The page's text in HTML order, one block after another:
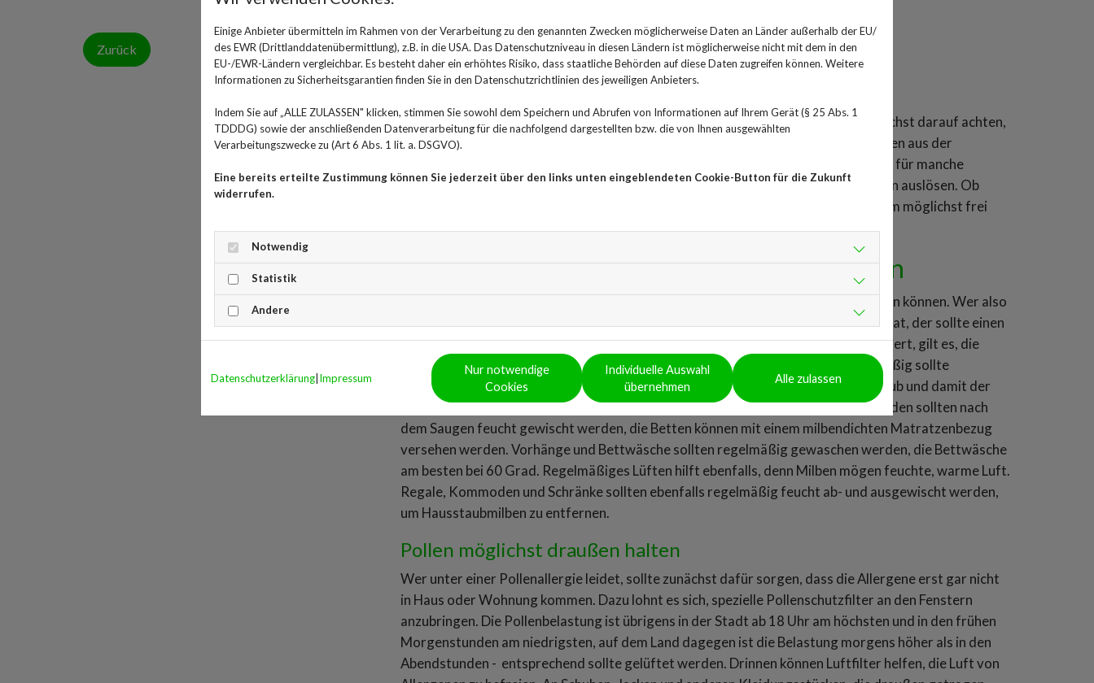
Zurück Putztipps für Allergiker
15. März 2023
Wer von einer Allergie gegen Pollen oder Hausstaub geplagt wird, der sollte tunlichst darauf achten,
den Staub immer gründlich zu entfernen oder ihm gleich vorzubeugen und die Pollen aus der
Wohnung oder dem Haus zu bekommen. Doch auch die Wahl des Putzmittels kann für manche
Menschen entscheidend sein, denn auch dieses kann Stoffe enthalten, die Allergien auslösen. Ob
notwendiges Übel oder Spaß an der Ordnung und Sauberkeit: So bleibt man daheim möglichst frei
von Allergiesymptomen.
Regelmäßig staubsaugen und feucht wischen
Im Hausstaub befindet sich Kot von Milben, die allergische Reaktionen hervorrufen können. Wer also
zu Hause oft niesen muss, geschwollene Nasenschleimhäute und Halsschmerzen hat, der sollte einen
Allergietest beim Arzt vornehmen lassen. Wird eine Hausstauballergie diagnostiziert, gilt es, die
auslösenden Stoffe möglichst aus dem Haus zu halten. Möglichst oft und regelmäßig sollte
staubgesaugt werden. Besonders in Schlaf- und Kinderzimmern sammelt sich Staub und damit der
Kot der Hausstaubmilbe in Betten, Polstermöbeln, Vorhängen oder Teppichen. Böden sollten nach
dem Saugen feucht gewischt werden, die Betten können mit einem milbendichten Matratzenbezug
versehen werden. Vorhänge und Bettwäsche sollten regelmäßig gewaschen werden, die Bettwäsche
am besten bei 60 Grad. Regelmäßiges Lüften hilft ebenfalls, denn Milben mögen feuchte, warme Luft.
Regale, Kommoden und Schränke sollten ebenfalls regelmäßig feucht ab- und ausgewischt werden,
um Hausstaubmilben zu entfernen.
Pollen möglichst draußen halten
Wer unter einer Pollenallergie leidet, sollte zunächst dafür sorgen, dass die Allergene erst gar nicht
in Haus oder Wohnung kommen. Dazu lohnt es sich, spezielle Pollenschutzfilter an den Fenstern
anzubringen. Die Pollenbelastung ist übrigens in der Stadt ab 18 Uhr am höchsten und in den frühen
Morgenstunden am niedrigsten, auf dem Land dagegen ist die Belastung morgens höher als in den
Abendstunden - entsprechend sollte gelüftet werden. Drinnen können Luftfilter helfen, die Luft von
Einige Anbieter übermitteln im Rahmen von der Verarbeitung zu den genannten Zwecken möglicherweise Daten an Länder außerhalb der EU/
des EWR (Drittlanddatenübermittlung), z.B. in die USA. Das Datenschutzniveau in diesen Ländern ist möglicherweise nicht mit dem in den
EU-/EWR-Ländern vergleichbar. Es besteht daher ein erhöhtes Risiko, dass staatliche Behörden auf diese Daten zugreifen können. Weitere
Informationen zu Sicherheitsgarantien finden Sie in den Datenschutzrichtlinien des jeweiligen Anbieters.
Indem Sie auf „ALLE ZULASSEN" klicken, stimmen Sie sowohl dem Speichern und Abrufen von Informationen auf Ihrem Gerät (§ 25 Abs. 1
TDDDG) sowie der anschließenden Datenverarbeitung für die nachfolgend dargestellten bzw. die von Ihnen ausgewählten
Verarbeitungszwecke zu (Art 6 Abs. 1 lit. a. DSGVO).
Eine bereits erteilte Zustimmung können Sie jederzeit über den links unten eingeblendeten Cookie-Button für die Zukunft
widerrufen.
Notwendig
Statistik
Andere
Datenschutzerklärung Impressum
Nur notwendige
Cookies
Individuelle Auswahl
übernehmen
Alle zulassen